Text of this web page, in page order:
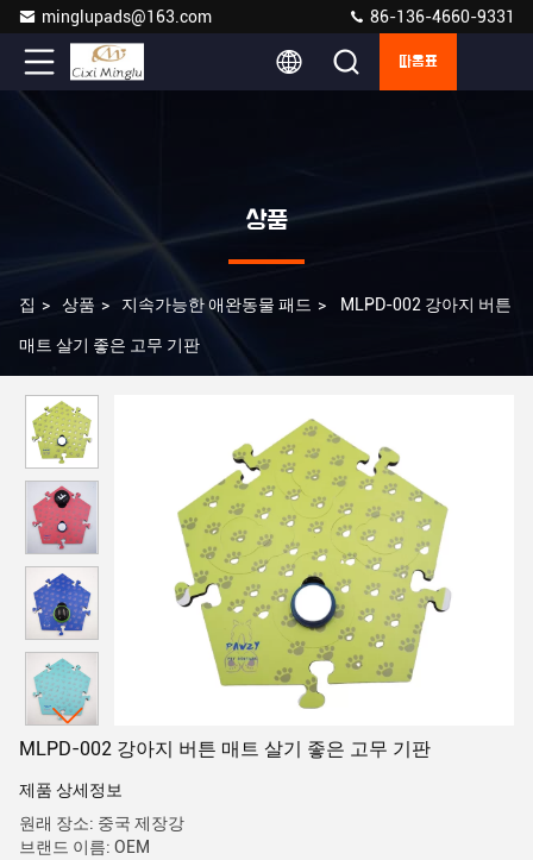
minglupads@163.com 86-136-4660-9331
따옴표
상품
집 > 상품 > 지속가능한 애완동물 패드 > MLPD-002 강아지 버튼
매트 살기 좋은 고무 기판
MLPD-002 강아지 버튼 매트 살기 좋은 고무 기판
제품 상세정보
원래 장소: 중국 제장강
브랜드 이름: OEM